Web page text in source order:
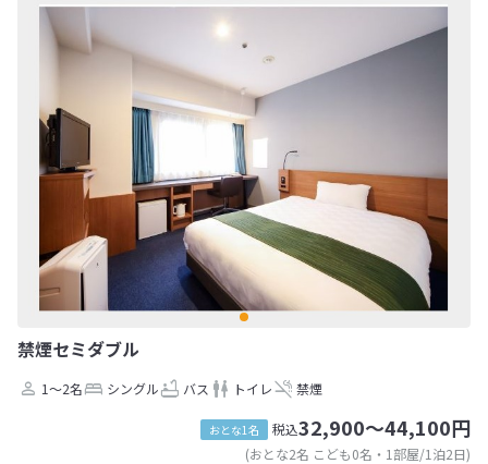
禁煙セミダブル
1～2名 シングル バス トイレ 禁煙
おとな1名 税込32,900～44,100円
(おとな2名 こども0名・1部屋/1泊2日)